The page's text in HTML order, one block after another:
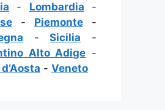
- Lombardia -
- Piemonte -
-Sicilia -
Alto Adige -
- Veneto